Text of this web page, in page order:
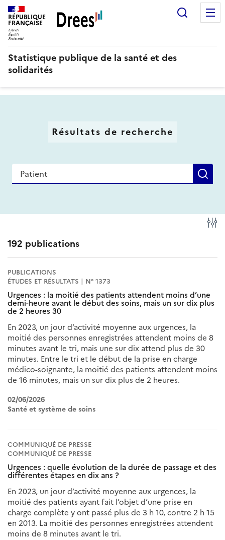
Aller
au
contenu
principal
RÉPUBLIQUE
FRANÇAISE
Statistique publique de la santé et des
solidarités
Résultats de recherche
Recherche
192 publications
PUBLICATIONS
ÉTUDES ET RÉSULTATS | N° 1373
Urgences : la moitié des patients attendent moins d’une
demi-heure avant le début des soins, mais un sur dix plus
de 2 heures 30
En 2023, un jour d’activité moyenne aux urgences, la
moitié des personnes enregistrées attendent moins de 8
minutes avant le tri, mais une sur dix attend plus de 30
minutes. Entre le tri et le début de la prise en charge
médico-soignante, la moitié des patients attendent moins
de 16 minutes, mais un sur dix plus de 2 heures.
02/06/2026
Santé et système de soins
COMMUNIQUÉ DE PRESSE
COMMUNIQUÉ DE PRESSE
Urgences : quelle évolution de la durée de passage et des
différentes étapes en dix ans ?
En 2023, un jour d’activité moyenne aux urgences, la
moitié des patients ayant fait l’objet d’une prise en
charge complète y ont passé plus de 3 h 10, contre 2 h 15
en 2013. La moitié des personnes enregistrées attendent
moins de 8 minutes avant le tri.